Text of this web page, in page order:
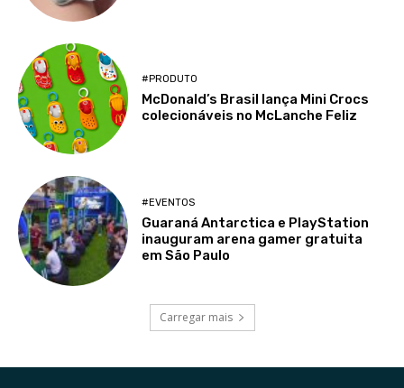
#PRODUTO
McDonald’s Brasil lança Mini Crocs
colecionáveis no McLanche Feliz
#EVENTOS
Guaraná Antarctica e PlayStation
inauguram arena gamer gratuita
em São Paulo
Carregar mais